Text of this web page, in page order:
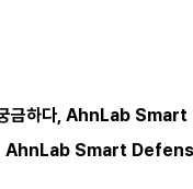
금하다, AhnLab
AhnLab Smart